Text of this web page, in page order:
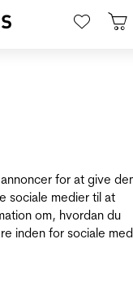
for at give
sociale medier til at
om, hvordan du
inden for sociale